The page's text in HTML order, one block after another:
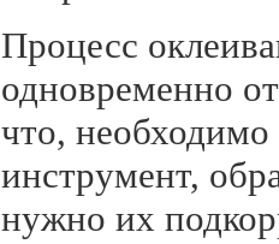
Процесс
одновременно
что,
инструмент,
нужно их